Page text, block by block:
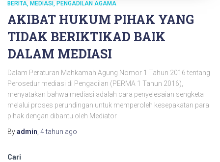
BERITA MEDIASI PENGADILAN AGAMA
AKIBAT HUKUM PIHAK YANG
TIDAK BERIKTIKAD BAIK
DALAM MEDIASI
Dalam Peraturan Mahkamah Agung Nomor 1 Tahun 2016 tentang
Perosedur mediasi di Pengadilan (PERMA 1 Tahun 2016),
menyatakan bahwa mediasi adalah cara penyelesaian sengketa
melalui proses perundingan untuk memperoleh kesepakatan para
pihak dengan dibantu oleh Mediator
Byadmin, 4 tahun ago
Cari